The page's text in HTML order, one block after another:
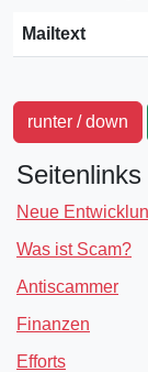
Mailtext
runter / down
Seitenlinks
Neue
Was ist Scam?
Antiscammer
Finanzen
Efforts